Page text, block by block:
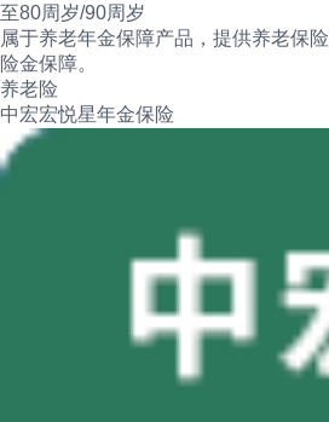
至80周岁/90周岁
属于养老年金保障产品，提供养老保
险金保障。
养老险
中宏宏悦星年金保险